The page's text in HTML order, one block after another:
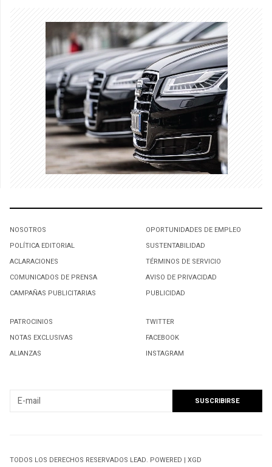
NOSOTROS
POLÍTICA EDITORIAL
ACLARACIONES
COMUNICADOS DE PRENSA
CAMPAÑAS PUBLICITARIAS
OPORTUNIDADES DE EMPLEO
SUSTENTABILIDAD
TÉRMINOS DE SERVICIO
AVISO DE PRIVACIDAD
PUBLICIDAD
PATROCINIOS
NOTAS EXCLUSIVAS
ALIANZAS
TWITTER
FACEBOOK
INSTAGRAM
TODOS LOS DERECHOS RESERVADOS LEAD. POWERED | XGD